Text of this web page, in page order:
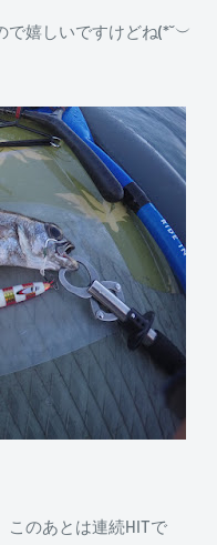
嬉しいですけどね(*˘︶
このあとは連続HITで